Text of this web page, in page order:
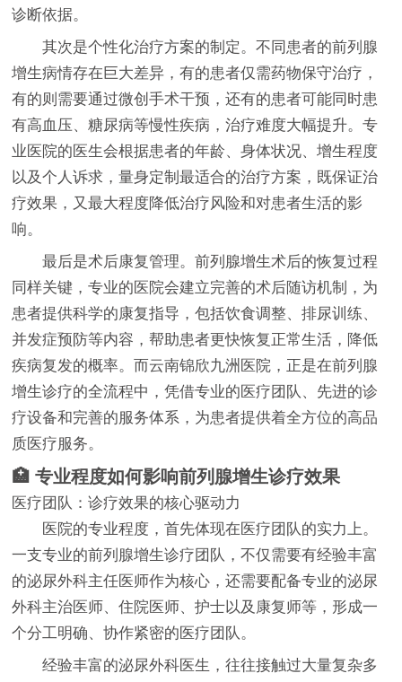
诊断依据。
其次是个性化治疗方案的制定。不同患者的前列腺
增生病情存在巨大差异，有的患者仅需药物保守治疗，
有的则需要通过微创手术干预，还有的患者可能同时患
有高血压、糖尿病等慢性疾病，治疗难度大幅提升。专
业医院的医生会根据患者的年龄、身体状况、增生程度
以及个人诉求，量身定制最适合的治疗方案，既保证治
疗效果，又最大程度降低治疗风险和对患者生活的影
响。
最后是术后康复管理。前列腺增生术后的恢复过程
同样关键，专业的医院会建立完善的术后随访机制，为
患者提供科学的康复指导，包括饮食调整、排尿训练、
并发症预防等内容，帮助患者更快恢复正常生活，降低
疾病复发的概率。而云南锦欣九洲医院，正是在前列腺
增生诊疗的全流程中，凭借专业的医疗团队、先进的诊
疗设备和完善的服务体系，为患者提供着全方位的高品
质医疗服务。
🏥 专业程度如何影响前列腺增生诊疗效果
医疗团队：诊疗效果的核心驱动力
医院的专业程度，首先体现在医疗团队的实力上。
一支专业的前列腺增生诊疗团队，不仅需要有经验丰富
的泌尿外科主任医师作为核心，还需要配备专业的泌尿
外科主治医师、住院医师、护士以及康复师等，形成一
个分工明确、协作紧密的医疗团队。
经验丰富的泌尿外科医生，往往接触过大量复杂多